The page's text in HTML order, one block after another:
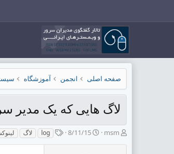
صفحه اصلی انجمن آموزشگاه
لاگ هایی که یک مدیر
ش
msm
ت8/11/15
ب
ر
log لاگ